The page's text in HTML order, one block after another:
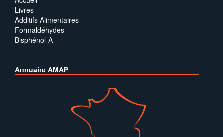
Livres
Additifs Alimentaires
Formaldéhydes
Bisphénol-A
Annuaire AMAP